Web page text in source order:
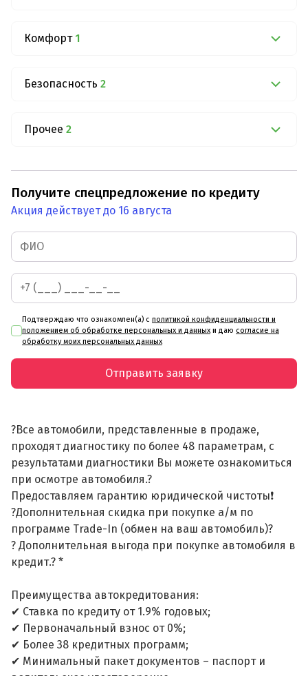
Комфорт 1
Безопасность 2
Прочее 2
Получите спецпредложение по кредиту
Акция действует до 16 августа
Подтверждаю что ознакомлен(а) с политикой конфиденциальности и
положением об обработке персональных и данных и даю согласие на
обработку моих персональных данных
Отправить заявку
?Все автомобили, представленные в продаже,
проходят диагностику по более 48 параметрам, с
результатами диагностики Вы можете ознакомиться
при осмотре автомобиля.?
Предоставляем гарантию юридической чистоты❗
?Дополнительная скидка при покупке а/м по
программе Trade-In (обмен на ваш автомобиль)?
? Дополнительная выгода при покупке автомобиля в
кредит.? *
Преимущества автокредитования:
✔ Ставка по кредиту от 1.9% годовых;
✔ Первоначальный взнос от 0%;
✔ Более 38 кредитных программ;
✔ Минимальный пакет документов – паспорт и